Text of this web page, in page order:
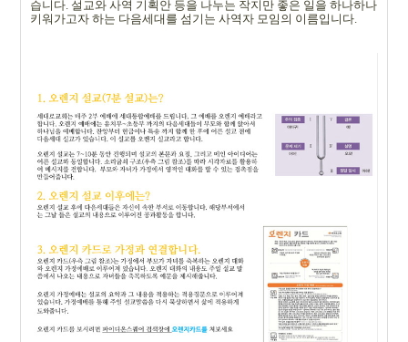
습니다. 설교와 사역 기획안 등을 나누는 작지만 좋은 일을 하나하나
키워가고자 하는 다음세대를 섬기는 사역자 모임의 이름입니다.